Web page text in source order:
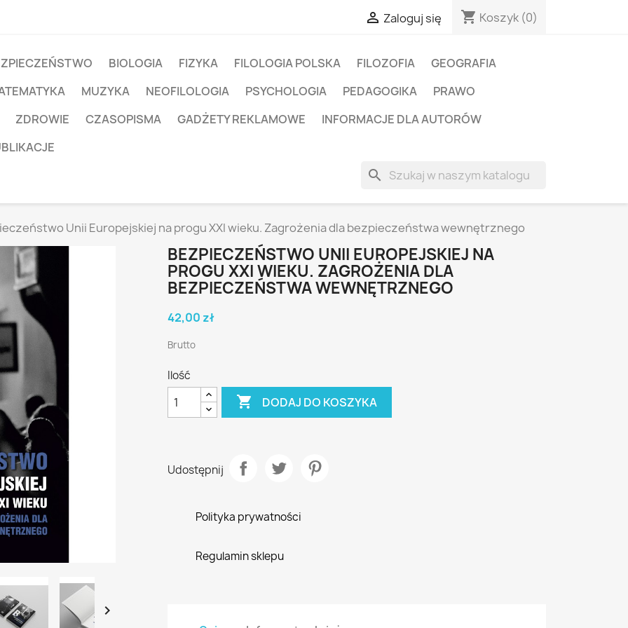
 Zaloguj się shopping_cart Koszyk (0)
BIOLOGIA FIZYKA FILOLOGIA POLSKA FILOZOFIA
GEOGRAFIA
MUZYKA NEOFILOLOGIA PSYCHOLOGIA PEDAGOGIKA
PRAWO
ZDROWIE
CZASOPISMA GADŻETY REKLAMOWE
INFORMACJE DLA AUTORÓW
search
Unii Europejskiej na progu XXI wieku. Zagrożenia dla bezpieczeństwa wewnętrznego

BEZPIECZEŃSTWO UNII EUROPEJSKIEJ NA
PROGU XXI WIEKU. ZAGROŻENIA DLA
BEZPIECZEŃSTWA WEWNĘTRZNEGO
42,00 zł
Brutto
Ilość
 DODAJ DO KOSZYKA
Udostępnij
Polityka prywatności
Regulamin sklepu